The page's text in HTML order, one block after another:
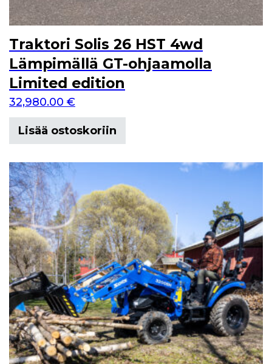
Traktori Solis 26 HST 4wd
Lämpimällä GT-ohjaamolla
Limited edition
32,980.00 €
Lisää ostoskoriin